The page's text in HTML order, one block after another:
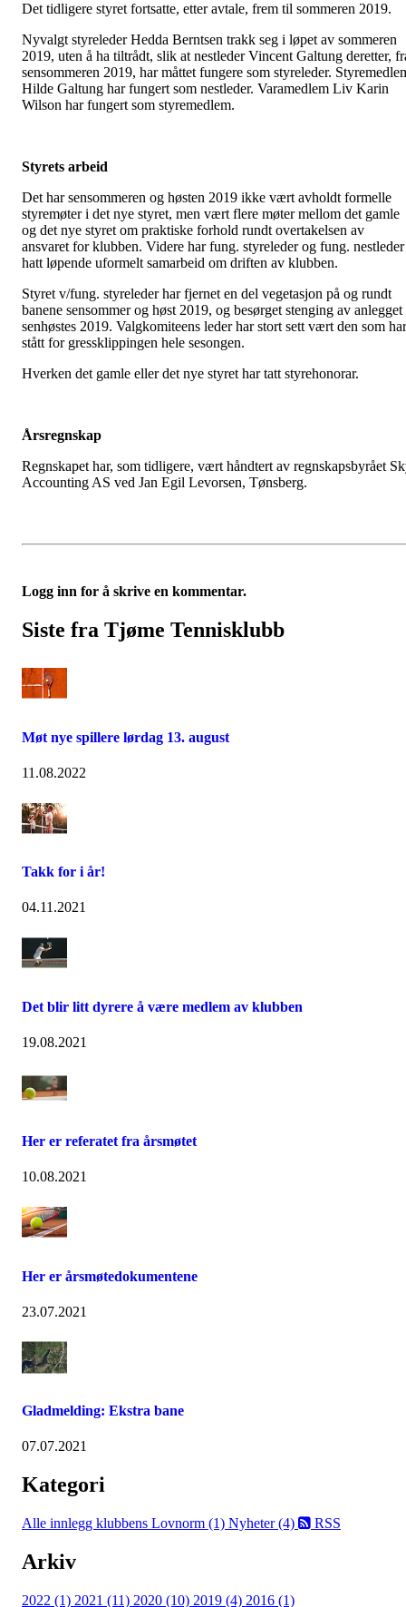
Det tidligere styret fortsatte, etter avtale, frem til sommeren 2019.
Nyvalgt styreleder Hedda Berntsen trakk seg i løpet av sommeren
2019, uten å ha tiltrådt, slik at nestleder Vincent Galtung deretter,
sensommeren 2019, har måttet fungere som styreleder.
Hilde Galtung har fungert som nestleder. Varamedlem Liv Karin
Wilson har fungert som styremedlem.
Styrets arbeid
Det har sensommeren og høsten 2019 ikke vært avholdt formelle
styremøter i det nye styret, men vært flere møter mellom det gamle
og det nye styret om praktiske forhold rundt overtakelsen av
ansvaret for klubben. Videre har fung. styreleder og fung. nestleder
hatt løpende uformelt samarbeid om driften av klubben.
Styret v/fung. styreleder har fjernet en del vegetasjon på og rundt
banene sensommer og høst 2019, og besørget stenging av anlegget
senhøstes 2019. Valgkomiteens leder har stort sett vært den som har
stått for gressklippingen hele sesongen.
Hverken det gamle eller det nye styret har tatt styrehonorar.
Årsregnskap
Regnskapet har, som tidligere, vært håndtert av regnskapsbyrået
Accounting AS ved Jan Egil Levorsen, Tønsberg.
Logg inn for å skrive en kommentar.
Siste fra Tjøme Tennisklubb
Møt nye spillere lørdag 13. august
11.08.2022
Takk for i år!
04.11.2021
Det blir litt dyrere å være medlem av klubben
19.08.2021
Her er referatet fra årsmøtet
10.08.2021
Her er årsmøtedokumentene
23.07.2021
Gladmelding: Ekstra bane
07.07.2021
Kategori
Alle innlegg klubbens Lovnorm (1) Nyheter (4) RSS
Arkiv
2022 (1) 2021 (11) 2020 (10) 2019 (4) 2016 (1)